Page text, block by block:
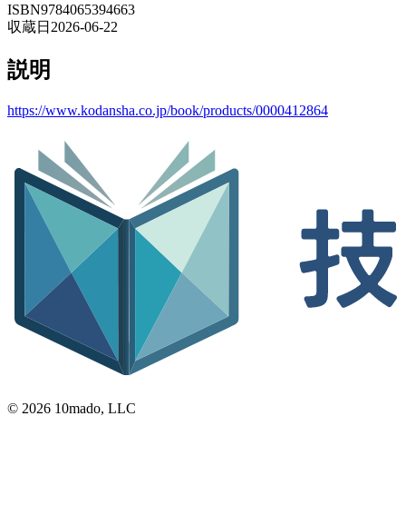
ISBN9784065394663
収蔵日 2026-06-22
説明
https://www.kodansha.co.jp/book/products/0000412864
© 2026 10mado, LLC